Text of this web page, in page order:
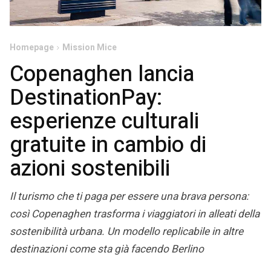
Homepage Mission Mice
Copenaghen lancia
DestinationPay:
esperienze culturali
gratuite in cambio di
azioni sostenibili
Il turismo che ti paga per essere una brava persona:
così Copenaghen trasforma i viaggiatori in alleati della
sostenibilità urbana. Un modello replicabile in altre
destinazioni come sta già facendo Berlino